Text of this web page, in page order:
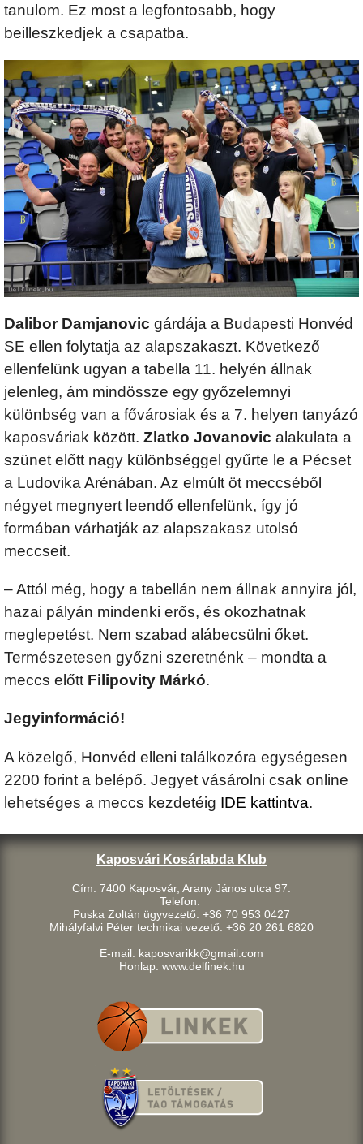
tanulom. Ez most a legfontosabb, hogy
beilleszkedjek a csapatba.
Dalibor Damjanovic gárdája a Budapesti Honvéd
SE ellen folytatja az alapszakaszt. Következő
ellenfelünk ugyan a tabella 11. helyén állnak
jelenleg, ám mindössze egy győzelemnyi
különbség van a fővárosiak és a 7. helyen tanyázó
kaposváriak között. Zlatko Jovanovic alakulata a
szünet előtt nagy különbséggel gyűrte le a Pécset
a Ludovika Arénában. Az elmúlt öt meccséből
négyet megnyert leendő ellenfelünk, így jó
formában várhatják az alapszakasz utolsó
meccseit.
– Attól még, hogy a tabellán nem állnak annyira jól,
hazai pályán mindenki erős, és okozhatnak
meglepetést. Nem szabad alábecsülni őket.
Természetesen győzni szeretnénk – mondta a
meccs előtt Filipovity Márkó.
Jegyinformáció!
A közelgő, Honvéd elleni találkozóra egységesen
2200 forint a belépő. Jegyet vásárolni csak online
lehetséges a meccs kezdetéig IDE kattintva.
Kaposvári Kosárlabda Klub
Cím: 7400 Kaposvár, Arany János utca 97.
Telefon:
Puska Zoltán ügyvezető: +36 70 953 0427
Mihályfalvi Péter technikai vezető: +36 20 261 6820
E-mail: kaposvarikk@gmail.com
Honlap: www.delfinek.hu